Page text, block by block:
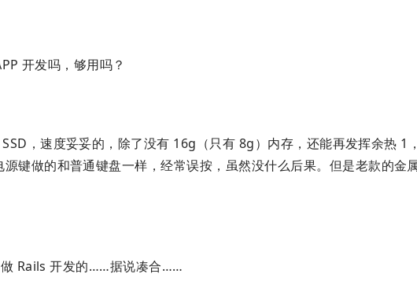
开发吗，够用吗？
，速度妥妥的，除了没有 16g（只有 8g）内存，还能再发挥余热 1
键做的和普通键盘一样，经常误按，虽然没什么后果。但是老款的金
Rails 开发的……据说凑合……